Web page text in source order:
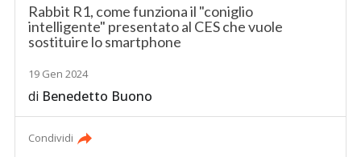
Rabbit R1, come funziona il "coniglio
intelligente" presentato al CES che vuole
sostituire lo smartphone
19 Gen 2024
di Benedetto Buono
Condividi